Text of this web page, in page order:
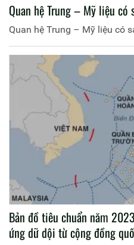
Quan hệ Trung – Mỹ liệu có
Quan hệ Trung – Mỹ liệu có
Bản đồ tiêu chuẩn năm
ứng dữ dội từ cộng đồng